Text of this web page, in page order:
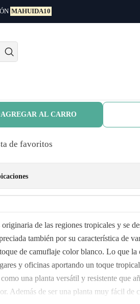
MAHUIDA10
Ornmanetal
1,5 Mts
AGREGAR AL CARRO
de favoritos
de las regiones tropicales y se
también por su característica de
de camuflaje color blanco. Lo que
y oficinas aportando un toque
una planta versátil y resistente que
Además de ser una planta muy fácil de